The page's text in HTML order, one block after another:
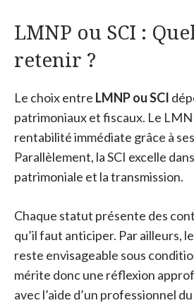
LMNP ou SCI :
retenir ?
Le choix entre LMNP ou SCI
patrimoniaux et fiscaux. Le
rentabilité immédiate grâce à
Parallèlement, la SCI excelle
patrimoniale et la transmission.
Chaque statut présente des
qu’il faut anticiper. Par ailleurs,
reste envisageable sous
mérite donc une réflexion
avec l’aide d’un professionnel